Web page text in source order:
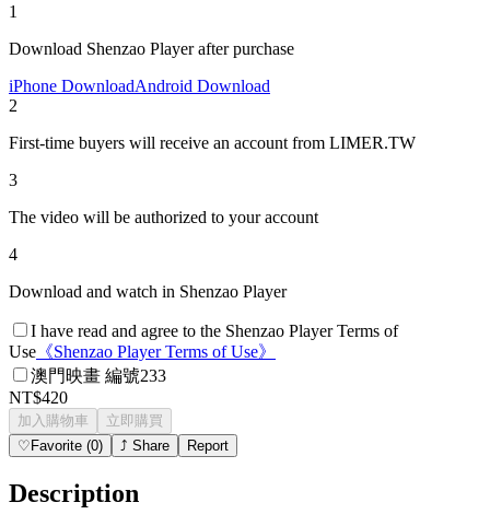
1
Download Shenzao Player after purchase
iPhone DownloadAndroid Download
2
First-time buyers will receive an account from LIMER.TW
3
The video will be authorized to your account
4
Download and watch in Shenzao Player
I have read and agree to the Shenzao Player Terms of
Use 《Shenzao Player Terms of Use》
澳門映畫 編號233
NT$420
加入購物車
立即購買
♡ Favorite (0) ⤴ Share Report
Description